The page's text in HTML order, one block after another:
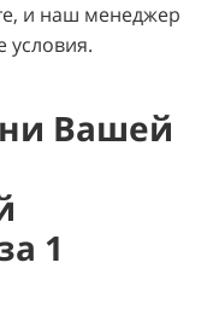
и наш менеджер
условия.
Вашей
1